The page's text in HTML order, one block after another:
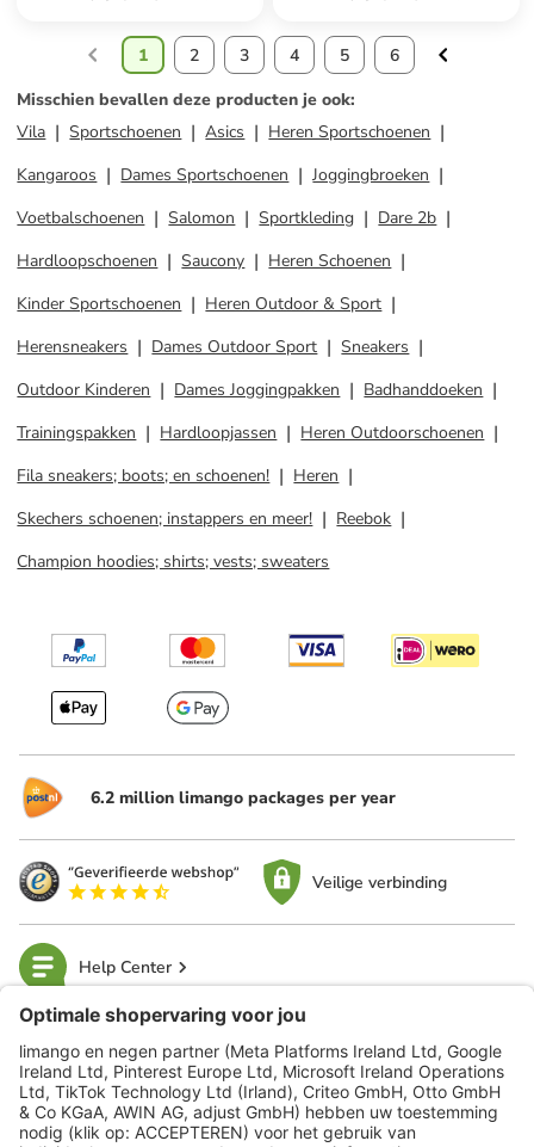
1 2 3 4 5
6
Misschien bevallen deze producten je ook:
Vila
Sportschoenen Asics
Heren Sportschoenen
Kangaroos
Dames Sportschoenen
Joggingbroeken
Voetbalschoenen
Salomon Sportkleding
Dare 2b
Hardloopschoenen
Saucony
Heren Schoenen
Kinder Sportschoenen
Heren Outdoor & Sport
Herensneakers
Dames Outdoor Sport
Sneakers
Outdoor Kinderen
Dames Joggingpakken
Badhanddoeken
Trainingspakken
Hardloopjassen
Heren Outdoorschoenen
Fila sneakers; boots; en schoenen!
Heren
Skechers schoenen; instappers en meer!
Reebok
Champion hoodies; shirts; vests; sweaters
6.2 million limango packages per year
Veilige verbinding
Help Center
limango
Veilig winkelen